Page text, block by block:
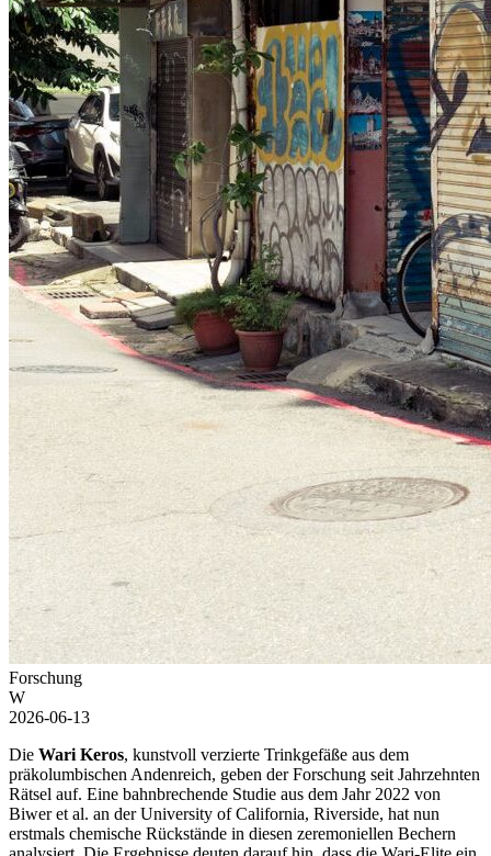
Forschung
W
2026-06-13
Die Wari Keros, kunstvoll verzierte Trinkgefäße aus dem
präkolumbischen Andenreich, geben der Forschung seit Jahrzehnten
Rätsel auf. Eine bahnbrechende Studie aus dem Jahr 2022 von
Biwer et al. an der University of California, Riverside, hat nun
erstmals chemische Rückstände in diesen zeremoniellen Bechern